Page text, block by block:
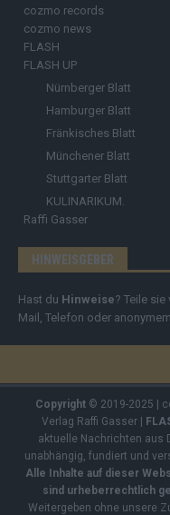
cozmo records
cozmo news
FLASH
FLASH UP
Nürnberger Blatt
Hamburger Blatt
Fränkisches Blatt
Münchener Blatt
Stuttgarter Blatt
KULINARIKUM.
Raffi Gasser
HINWEISGEBER
Hast du Hinweise? Teile sie
Mail, Telefon oder
Copyright© 2019-2025 |
Verlag Raffi Gasser |
aktuelle Nachrichten aus
unabhängig, fundiert und
Alle Inhalte auf dieser
sind urheberrechtlich
Weitergeben ohne unsere